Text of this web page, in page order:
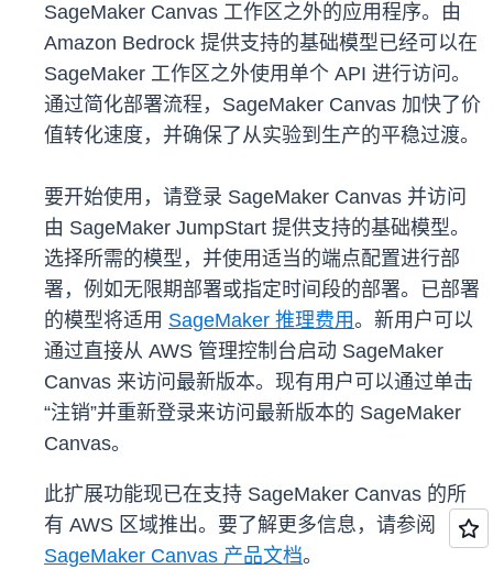
SageMaker Canvas 工作区之外的应用程序。由
Amazon Bedrock 提供支持的基础模型已经可以在
SageMaker 工作区之外使用单个 API 进行访问。
通过简化部署流程，SageMaker Canvas 加快了价
值转化速度，并确保了从实验到生产的平稳过渡。
要开始使用，请登录 SageMaker Canvas 并访问
由 SageMaker JumpStart 提供支持的基础模型。
选择所需的模型，并使用适当的端点配置进行部
署，例如无限期部署或指定时间段的部署。已部署
的模型将适用 SageMaker 推理费用。新用户可以
通过直接从 AWS 管理控制台启动 SageMaker
Canvas 来访问最新版本。现有用户可以通过单击
“注销”并重新登录来访问最新版本的 SageMaker
Canvas。
此扩展功能现已在支持 SageMaker Canvas 的所
有 AWS 区域推出。要了解更多信息，请参阅
SageMaker Canvas 产品文档。